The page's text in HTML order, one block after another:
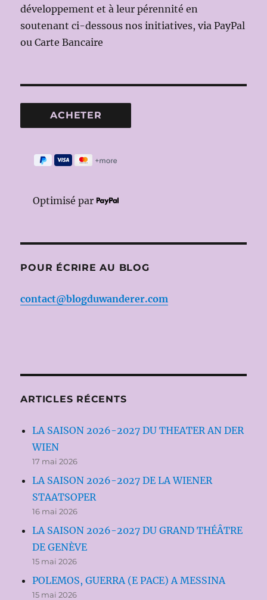
développement et à leur pérennité en
soutenant ci-dessous nos initiatives, via PayPal
ou Carte Bancaire
Optimisé par
POUR ÉCRIRE AU BLOG
contact@blogduwanderer.com
ARTICLES RÉCENTS
LA SAISON 2026-2027 DU THEATER AN DER
WIEN
17 mai 2026
LA SAISON 2026-2027 DE LA WIENER
STAATSOPER
16 mai 2026
LA SAISON 2026-2027 DU GRAND THÉÂTRE
DE GENÈVE
15 mai 2026
POLEMOS, GUERRA (E PACE) A MESSINA
15 mai 2026